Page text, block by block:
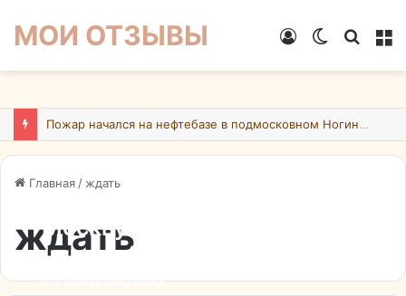
МОИ ОТЗЫВЫ
Switch
Войти
Пожар начался на нефтебазе в подмосковном Ногинске в результате атаки БПЛА ВСУ
Главная / ждать
ждать
Москву 10 июля накроет
циклон “Бернадетт”: Чего
ждать в пятницу и
4 недели тому назад